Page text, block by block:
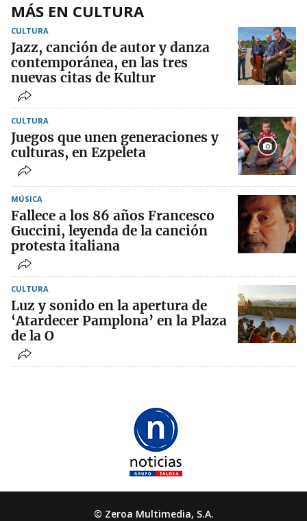
MÁS EN CULTURA
CULTURA
Jazz, canción de autor y danza
contemporánea, en las tres
nuevas citas de Kultur
CULTURA
Juegos que unen generaciones y
culturas, en Ezpeleta
MÚSICA
Fallece a los 86 años Francesco
Guccini, leyenda de la canción
protesta italiana
CULTURA
Luz y sonido en la apertura de
‘Atardecer Pamplona’ en la Plaza
de la O
© Zeroa Multimedia, S.A.